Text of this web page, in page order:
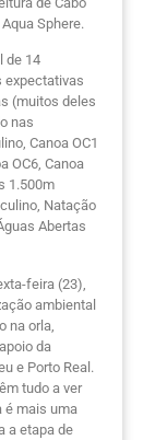
Sphere.
de 14
expectativas
(muitos deles
nas
Canoa OC1
OC6, Canoa
1.500m
Natação
Abertas
feira (23),
ambiental
na orla,
da
e Porto Real.
tudo a ver
é mais uma
a etapa de